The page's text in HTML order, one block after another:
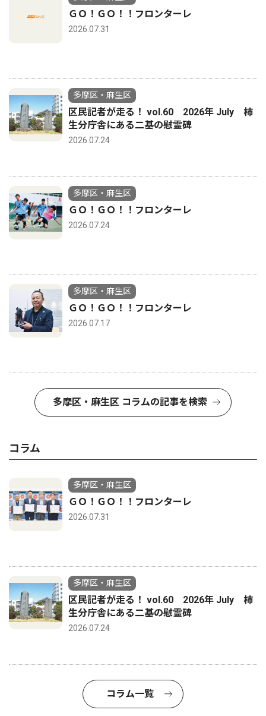
ＧＯ！ＧＯ！！フロンターレ
2026.07.31
多摩区・麻生区
区民記者が走る！ vol.60 2026年 July 柿
生分庁舎にある二基の慰霊碑
2026.07.24
多摩区・麻生区
ＧＯ！ＧＯ！！フロンターレ
2026.07.24
多摩区・麻生区
ＧＯ！ＧＯ！！フロンターレ
2026.07.17
多摩区・麻生区 コラムの記事を検索
コラム
多摩区・麻生区
ＧＯ！ＧＯ！！フロンターレ
2026.07.31
多摩区・麻生区
区民記者が走る！ vol.60 2026年 July 柿
生分庁舎にある二基の慰霊碑
2026.07.24
コラム一覧